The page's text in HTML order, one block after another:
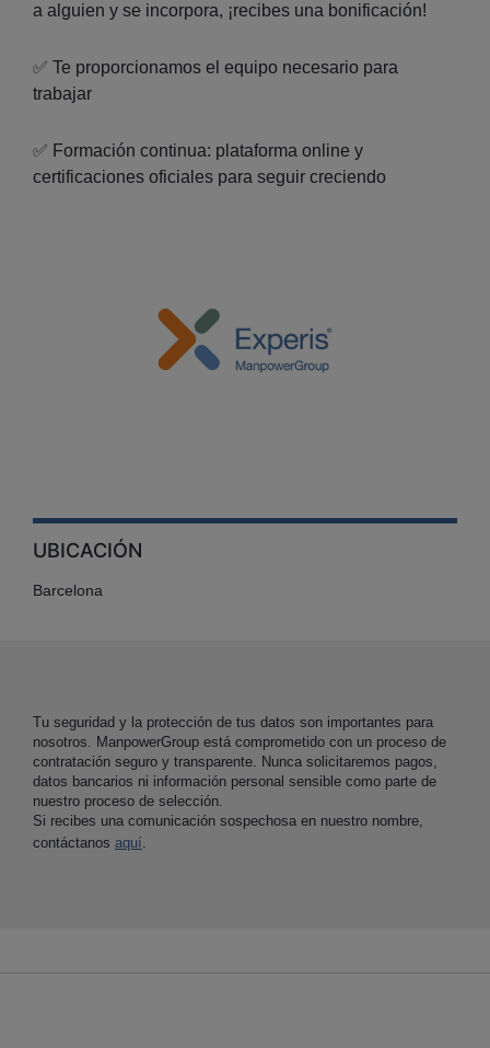
a alguien y se incorpora, ¡recibes una bonificación!
✅ Te proporcionamos el equipo necesario para
trabajar
✅ Formación continua: plataforma online y
certificaciones oficiales para seguir creciendo
UBICACIÓN
Barcelona
Tu seguridad y la protección de tus datos son importantes para
nosotros. ManpowerGroup está comprometido con un proceso de
contratación seguro y transparente. Nunca solicitaremos pagos,
datos bancarios ni información personal sensible como parte de
nuestro proceso de selección.
Si recibes una comunicación sospechosa en nuestro nombre,
contáctanos aquí.